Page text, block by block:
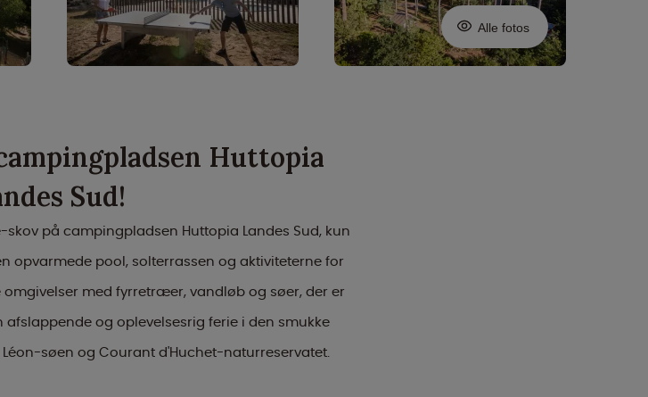
Alle fotos
Huttopia
Sud!
skov på campingpladsen Huttopia Landes Sud, kun
opvarmede pool, solterrassen og aktiviteterne for
med fyrretræer, vandløb og søer, der er
afslappende og oplevelsesrig ferie i den smukke
søen og Courant d'Huchet-naturreservatet.